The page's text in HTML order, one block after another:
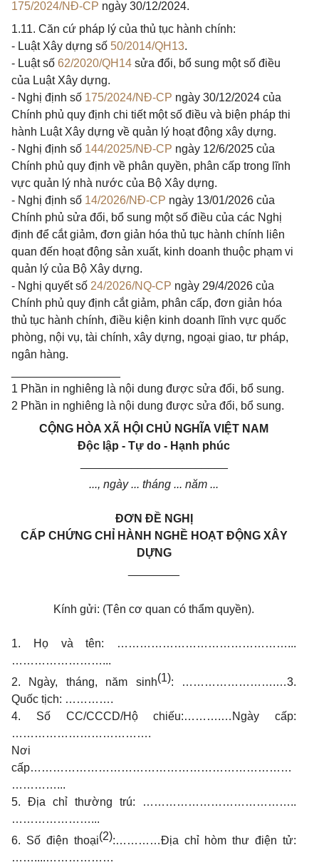
175/2024/NĐ-CP ngày 30/12/2024.
1.11. Căn cứ pháp lý của thủ tục hành chính:
- Luật Xây dựng số 50/2014/QH13.
- Luật số 62/2020/QH14 sửa đổi, bổ sung một số điều
của Luật Xây dựng.
- Nghị định số 175/2024/NĐ-CP ngày 30/12/2024 của
Chính phủ quy định chi tiết một số điều và biện pháp thi
hành Luật Xây dựng về quản lý hoạt động xây dựng.
- Nghị định số 144/2025/NĐ-CP ngày 12/6/2025 của
Chính phủ quy định về phân quyền, phân cấp trong lĩnh
vực quản lý nhà nước của Bộ Xây dựng.
- Nghị định số 14/2026/NĐ-CP ngày 13/01/2026 của
Chính phủ sửa đổi, bổ sung một số điều của các Nghị
định để cắt giảm, đơn giản hóa thủ tục hành chính liên
quan đến hoạt động sản xuất, kinh doanh thuộc phạm vi
quản lý của Bộ Xây dựng.
- Nghị quyết số 24/2026/NQ-CP ngày 29/4/2026 của
Chính phủ quy định cắt giảm, phân cấp, đơn giản hóa
thủ tục hành chính, điều kiện kinh doanh lĩnh vực quốc
phòng, nội vụ, tài chính, xây dựng, ngoại giao, tư pháp,
ngân hàng.
1 Phần in nghiêng là nội dung được sửa đổi, bổ sung.
2 Phần in nghiêng là nội dung được sửa đổi, bổ sung.
CỘNG HÒA XÃ HỘI CHỦ NGHĨA VIỆT NAM
Độc lập - Tự do - Hạnh phúc
..., ngày ... tháng ... năm ...
ĐƠN ĐỀ NGHỊ
CẤP CHỨNG CHỈ HÀNH NGHỀ HOẠT ĐỘNG XÂY
DỰNG
Kính gửi: (Tên cơ quan có thẩm quyền).
1. Họ và tên: ………………………………………...
……………………...
2. Ngày, tháng, năm sinh(1): …………………….…3.
Quốc tịch: ………….
4. Số CC/CCCD/Hộ chiếu:……….…Ngày cấp:
……………………………….
Nơi
cấp……………………………………………………………
…………...
5. Địa chỉ thường trú: …………………………………..
…………………...
6. Số điện thoại(2):…………Địa chỉ hòm thư điện tử:
……....………………